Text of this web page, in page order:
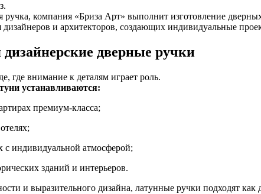
компания «Бриза Арт» выполнит изготовление
и архитекторов, создающих индивидуальные
дверные ручки
где внимание к деталям играет роль.
устанавливаются:
премиум-класса;
с индивидуальной атмосферой;
зданий и интерьеров.
и выразительного дизайна, латунные ручки подходят